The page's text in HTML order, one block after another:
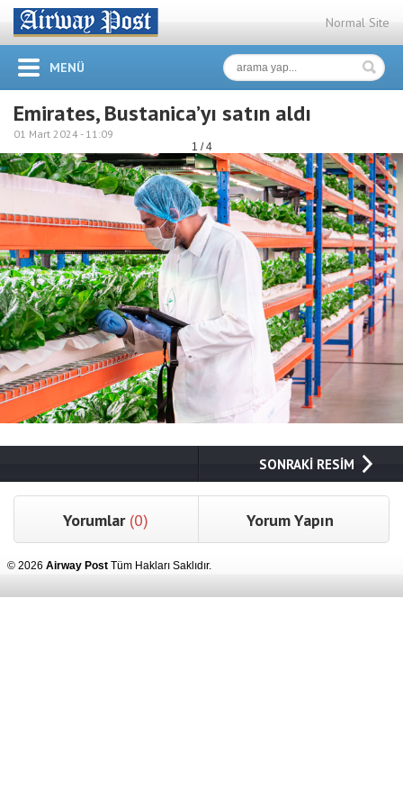
Normal Site
MENÜ
Emirates, Bustanica’yı satın aldı
01 Mart 2024 - 11:09
1 / 4
SONRAKİ RESİM
Yorumlar (0) Yorum Yapın
© 2026 Airway Post Tüm Hakları Saklıdır.